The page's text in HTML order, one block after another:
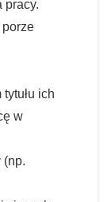
pracy.
ich
w
(np.